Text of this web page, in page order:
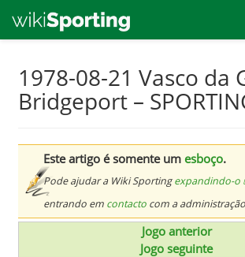
main
1978-08-21 Vasco da
Bridgeport –
Este artigo é somente um esboço.
Pode ajudar a Wiki Sportingexpandindo-o
entrando em contactocom a
Jogo anterior
Jogo seguinte